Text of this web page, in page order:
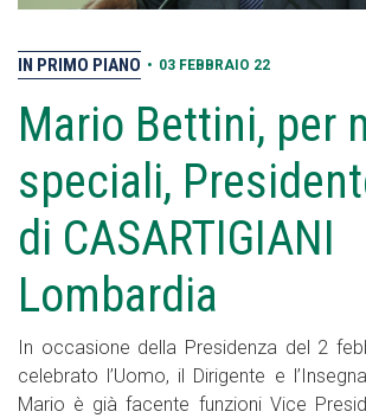
IN PRIMO PIANO • 03 FEBBRAIO 22
Mario Bettini, per
speciali,
di CASARTIGIANI
Lombardia
In occasione della Presidenza del 2
celebrato l’Uomo, il Dirigente e
Mario è già facente funzioni Vice